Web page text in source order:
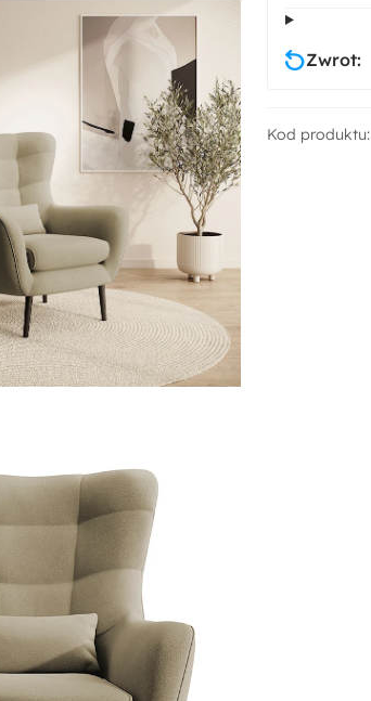
Zwrot:
Kod produktu: